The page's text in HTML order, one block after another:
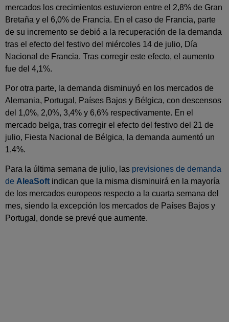
mercados los crecimientos estuvieron entre el 2,8% de Gran
Bretaña y el 6,0% de Francia. En el caso de Francia, parte
de su incremento se debió a la recuperación de la demanda
tras el efecto del festivo del miércoles 14 de julio, Día
Nacional de Francia. Tras corregir este efecto, el aumento
fue del 4,1%.
Por otra parte, la demanda disminuyó en los mercados de
Alemania, Portugal, Países Bajos y Bélgica, con descensos
del 1,0%, 2,0%, 3,4% y 6,6% respectivamente. En el
mercado belga, tras corregir el efecto del festivo del 21 de
julio, Fiesta Nacional de Bélgica, la demanda aumentó un
1,4%.
Para la última semana de julio, las previsiones de demanda
de AleaSoft indican que la misma disminuirá en la mayoría
de los mercados europeos respecto a la cuarta semana del
mes, siendo la excepción los mercados de Países Bajos y
Portugal, donde se prevé que aumente.